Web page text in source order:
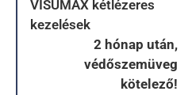
VISUMAX kétlézeres
kezelések
2 hónap után,
védőszemüveg
kötelező!